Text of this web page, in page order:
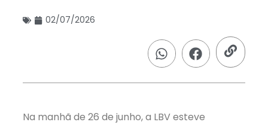
02/07/2026
Na manhã de 26 de junho, a LBV esteve